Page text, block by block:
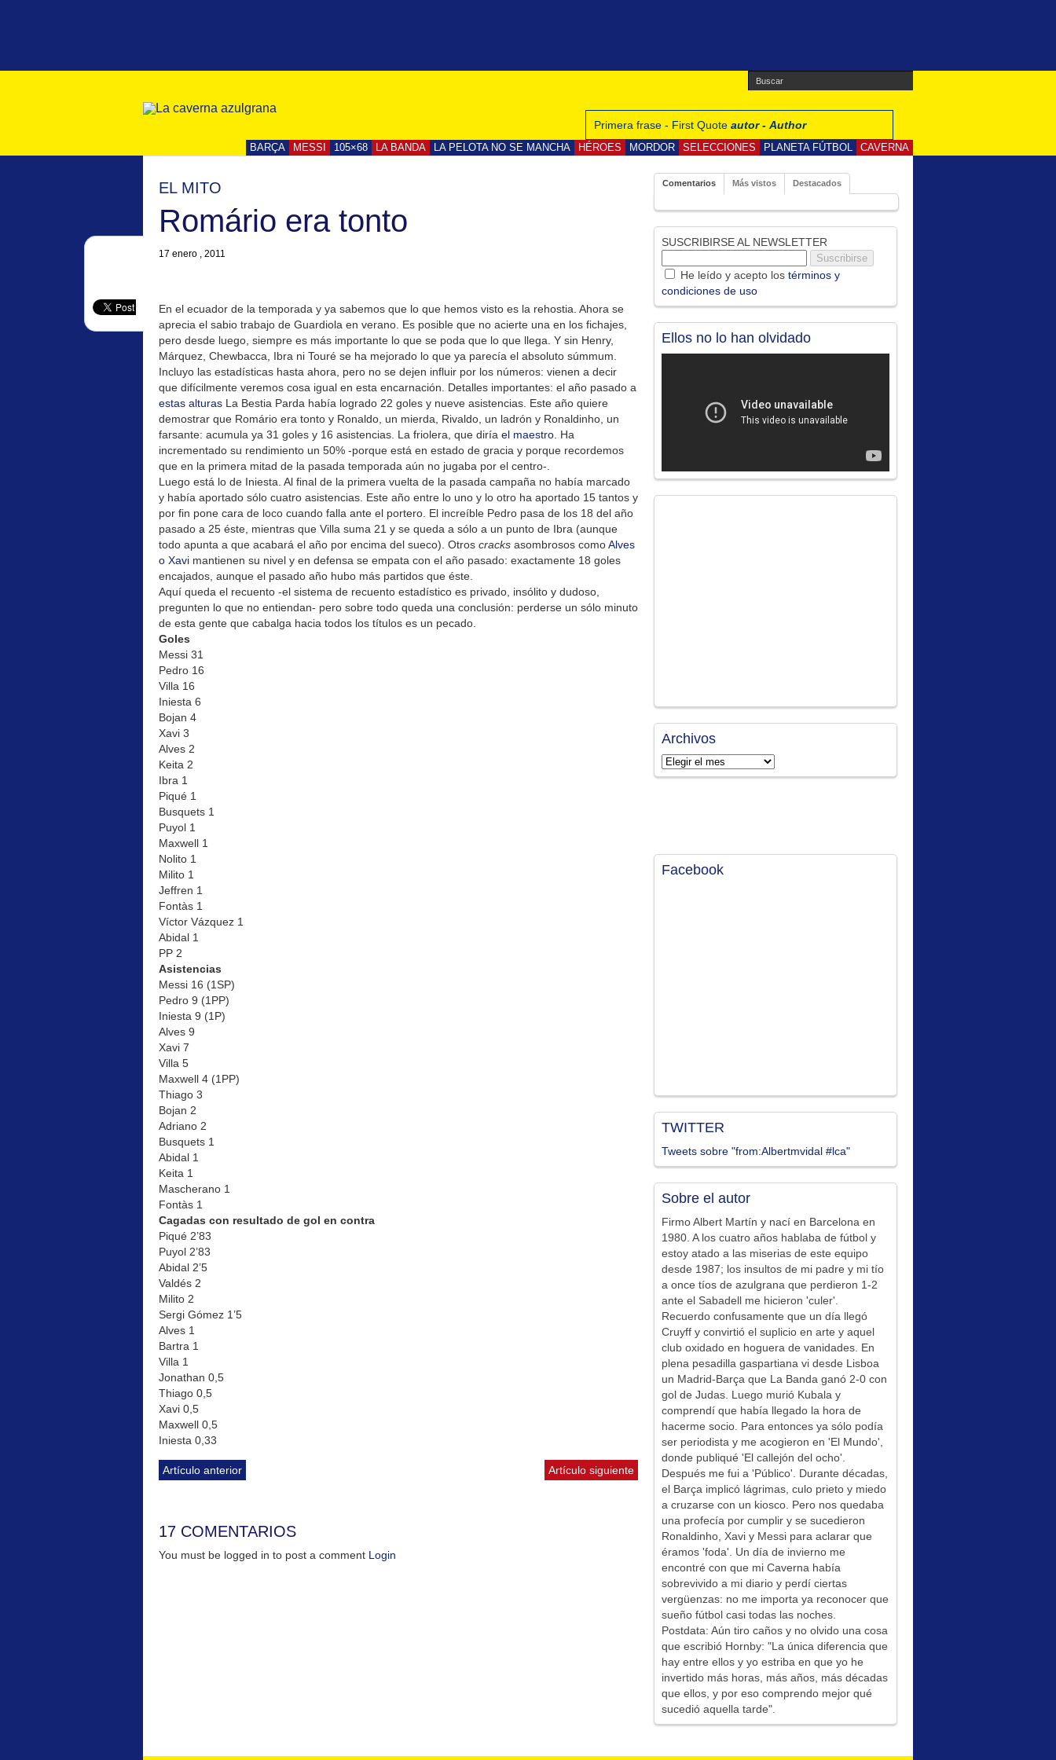
Primera frase - First Quote autor - Author
BARÇA MESSI 105×68 LA BANDA LA PELOTA NO SE MANCHA HÉROES MORDOR SELECCIONES PLANETA FÚTBOL CAVERNA
EL MITO
Romário era tonto
17 enero , 2011
En el ecuador de la temporada y ya sabemos que lo que hemos visto es la rehostia. Ahora se
aprecia el sabio trabajo de Guardiola en verano. Es posible que no acierte una en los fichajes,
pero desde luego, siempre es más importante lo que se poda que lo que llega. Y sin Henry,
Márquez, Chewbacca, Ibra ni Touré se ha mejorado lo que ya parecía el absoluto súmmum.
Incluyo las estadísticas hasta ahora, pero no se dejen influir por los números: vienen a decir
que difícilmente veremos cosa igual en esta encarnación. Detalles importantes: el año pasado a
estas alturas La Bestia Parda había logrado 22 goles y nueve asistencias. Este año quiere
demostrar que Romário era tonto y Ronaldo, un mierda, Rivaldo, un ladrón y Ronaldinho, un
farsante: acumula ya 31 goles y 16 asistencias. La friolera, que diría el maestro . Ha
incrementado su rendimiento un 50% -porque está en estado de gracia y porque recordemos
que en la primera mitad de la pasada temporada aún no jugaba por el centro-.
Luego está lo de Iniesta. Al final de la primera vuelta de la pasada campaña no había marcado
y había aportado sólo cuatro asistencias. Este año entre lo uno y lo otro ha aportado 15 tantos y
por fin pone cara de loco cuando falla ante el portero. El increíble Pedro pasa de los 18 del año
pasado a 25 éste, mientras que Villa suma 21 y se queda a sólo a un punto de Ibra (aunque
todo apunta a que acabará el año por encima del sueco). Otros cracks asombrosos comoAlves
o Xavi mantienen su nivel y en defensa se empata con el año pasado: exactamente 18 goles
encajados, aunque el pasado año hubo más partidos que éste.
Aquí queda el recuento -el sistema de recuento estadístico es privado, insólito y dudoso,
pregunten lo que no entiendan- pero sobre todo queda una conclusión: perderse un sólo minuto
de esta gente que cabalga hacia todos los títulos es un pecado.
Goles
Messi 31
Pedro 16
Villa 16
Iniesta 6
Bojan 4
Xavi 3
Alves 2
Keita 2
Ibra 1
Piqué 1
Busquets 1
Puyol 1
Maxwell 1
Nolito 1
Milito 1
Jeffren 1
Fontàs 1
Víctor Vázquez 1
Abidal 1
PP 2
Asistencias
Messi 16 (1SP)
Pedro 9 (1PP)
Iniesta 9 (1P)
Alves 9
Xavi 7
Villa 5
Maxwell 4 (1PP)
Thiago 3
Bojan 2
Adriano 2
Busquets 1
Abidal 1
Keita 1
Mascherano 1
Fontàs 1
Cagadas con resultado de gol en contra
Piqué 2’83
Puyol 2’83
Abidal 2’5
Valdés 2
Milito 2
Sergi Gómez 1’5
Alves 1
Bartra 1
Villa 1
Jonathan 0,5
Thiago 0,5
Xavi 0,5
Maxwell 0,5
Iniesta 0,33
Artículo anterior Artículo siguiente
17 COMENTARIOS
You must be logged in to post a comment Login
Comentarios Más vistos Destacados
SUSCRIBIRSE AL NEWSLETTER
He leído y acepto los términos y
condiciones de uso
Ellos no lo han olvidado
Archivos
Archivos
Facebook
TWITTER
Tweets sobre "from:Albertmvidal #lca"
Sobre el autor
Firmo Albert Martín y nací en Barcelona en
1980. A los cuatro años hablaba de fútbol y
estoy atado a las miserias de este equipo
desde 1987; los insultos de mi padre y mi tío
a once tíos de azulgrana que perdieron 1-2
ante el Sabadell me hicieron 'culer'.
Recuerdo confusamente que un día llegó
Cruyff y convirtió el suplicio en arte y aquel
club oxidado en hoguera de vanidades. En
plena pesadilla gaspartiana vi desde Lisboa
un Madrid-Barça que La Banda ganó 2-0 con
gol de Judas. Luego murió Kubala y
comprendí que había llegado la hora de
hacerme socio. Para entonces ya sólo podía
ser periodista y me acogieron en 'El Mundo',
donde publiqué 'El callejón del ocho'.
Después me fui a 'Público'. Durante décadas,
el Barça implicó lágrimas, culo prieto y miedo
a cruzarse con un kiosco. Pero nos quedaba
una profecía por cumplir y se sucedieron
Ronaldinho, Xavi y Messi para aclarar que
éramos 'foda'. Un día de invierno me
encontré con que mi Caverna había
sobrevivido a mi diario y perdí ciertas
vergüenzas: no me importa ya reconocer que
sueño fútbol casi todas las noches.
Postdata: Aún tiro caños y no olvido una cosa
que escribió Hornby: "La única diferencia que
hay entre ellos y yo estriba en que yo he
invertido más horas, más años, más décadas
que ellos, y por eso comprendo mejor qué
sucedió aquella tarde".